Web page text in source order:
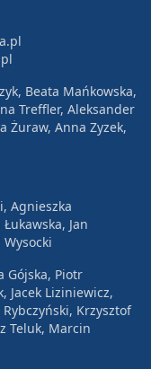
Beata Mańkowska,
Treffler, Aleksander
Żuraw, Anna Zyzek,
Agnieszka
Jan
Gójska, Piotr
Jacek Liziniewicz,
Krzysztof
Teluk, Marcin